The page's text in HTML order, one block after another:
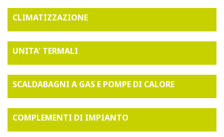
CLIMATIZZAZIONE
UNITA' TERMALI
SCALDABAGNI A GAS E POMPE DI CALORE
COMPLEMENTI DI IMPIANTO